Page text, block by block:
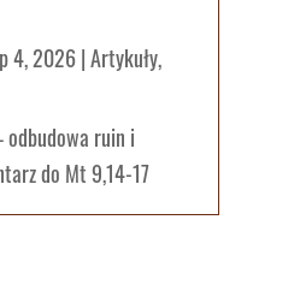
4, 2026|Artykuły,
odbudowa ruin i
do Mt 9,14-17